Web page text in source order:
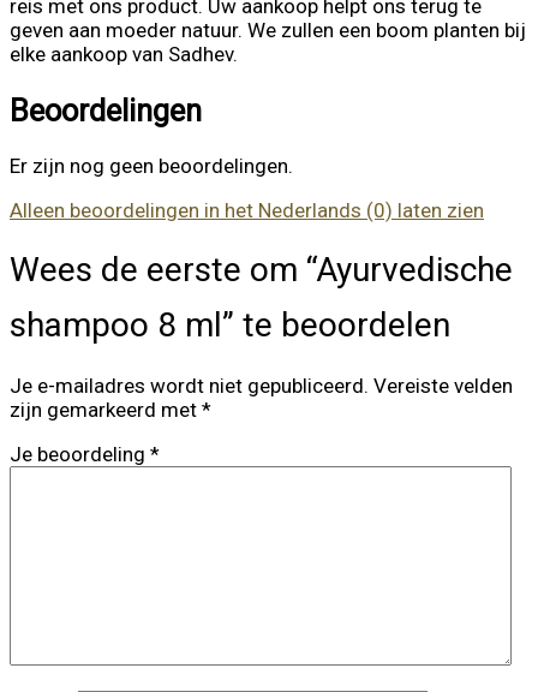
reis met ons product. Uw aankoop helpt ons terug te
geven aan moeder natuur. We zullen een boom planten bij
elke aankoop van Sadhev.
Beoordelingen
Er zijn nog geen beoordelingen.
Alleen beoordelingen in het Nederlands (0) laten zien
Wees de eerste om “Ayurvedische
shampoo 8 ml” te beoordelen
Je e-mailadres wordt niet gepubliceerd. Vereiste velden
zijn gemarkeerd met *
Je beoordeling *